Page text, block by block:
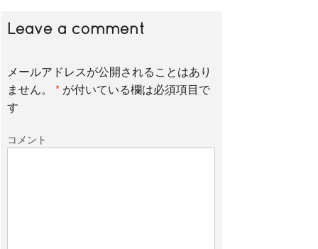
Leave a comment
メールアドレスが公開されることはあり
ません。
* が付いている欄は必須項目で
す
コメント